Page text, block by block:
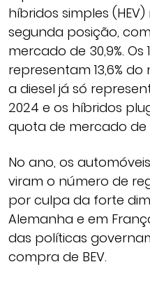
híbridos simples
segunda posição,
mercado de 30,9%. Os
representam 13,6%
a diesel já só
2024 e os híbridos
quota de mercado de
No ano, os automóveis
viram o número de
por culpa da forte
Alemanha e em
das políticas
compra de BEV.